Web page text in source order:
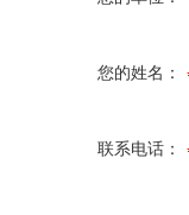
您的姓名：
联系电话：